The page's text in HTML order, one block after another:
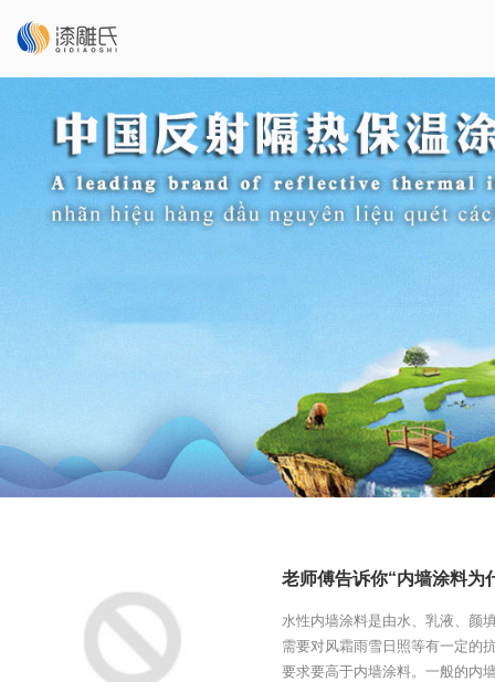
老师傅告诉你“内墙涂料为
水性内墙涂料是由水、乳液、颜
需要对风霜雨雪日照等有一定的
要求要高于内墙涂料。一般的内